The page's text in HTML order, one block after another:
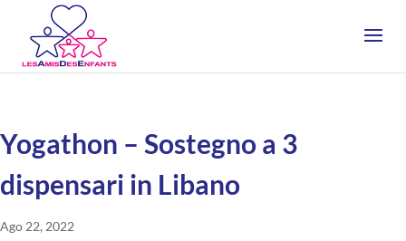
Yogathon – Sostegno a 3
dispensari in Libano
Ago 22, 2022